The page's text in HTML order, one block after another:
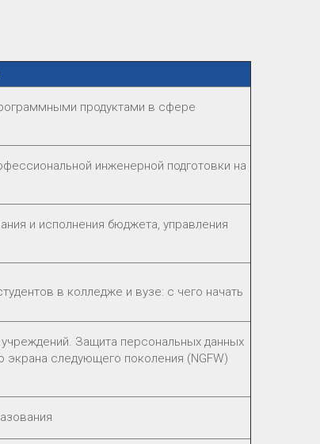
продуктами в сфере
инженерной подготовки на
и исполнения бюджета, управления
в колледже и вузе: с чего начать
Защита персональных данных
следующего поколения (NGFW)